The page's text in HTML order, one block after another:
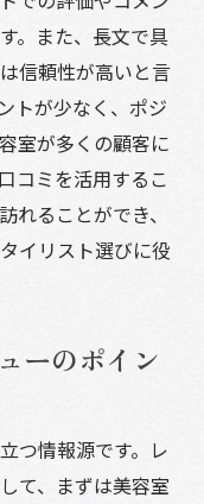
。また、長文で具
信頼性が高いと言
トが少なく、ポジ
室が多くの顧客に
コミを活用するこ
れることができ、
イリスト選びに役
ーのポイン
つ情報源です。レ
て、まずは美容室